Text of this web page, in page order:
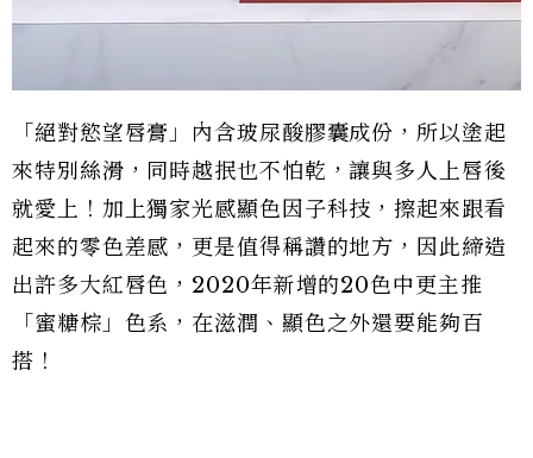
「絕對慾望唇膏」內含玻尿酸膠囊成份，所以塗起
來特別絲滑，同時越抿也不怕乾，讓與多人上唇後
就愛上！加上獨家光感顯色因子科技，擦起來跟看
起來的零色差感，更是值得稱讚的地方，因此締造
出許多大紅唇色，2020年新增的20色中更主推
「蜜糖棕」色系，在滋潤、顯色之外還要能夠百
搭！